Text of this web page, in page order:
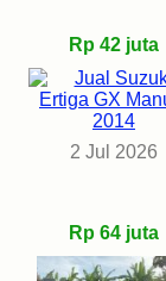
Rp 42 juta
2 Jul 2026
Rp 64 juta